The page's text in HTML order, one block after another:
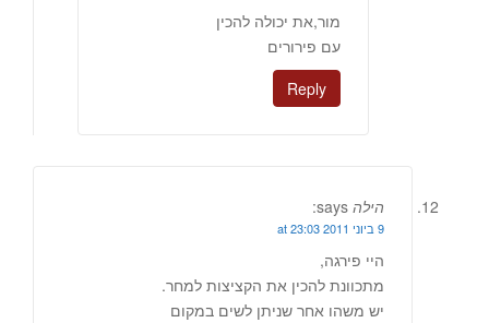
מור,את יכולה להכין
עם פירורים
Reply
הילה says:
9 ביוני 2011 at 23:03
היי פירגה,
מתכוונת להכין את הקציצות למחר.
יש משהו אחר שניתן לשים במקום